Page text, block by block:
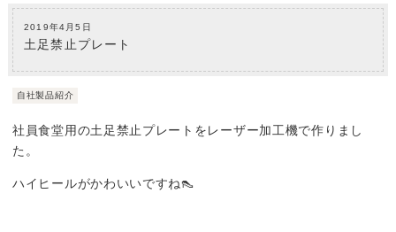
2019年4月5日
土足禁止プレート
自社製品紹介
社員食堂用の土足禁止プレートをレーザー加工機で作りまし
た。
ハイヒールがかわいいですね👠